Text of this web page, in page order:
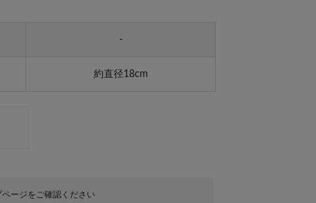
-
約直径18cm
ージをご確認ください